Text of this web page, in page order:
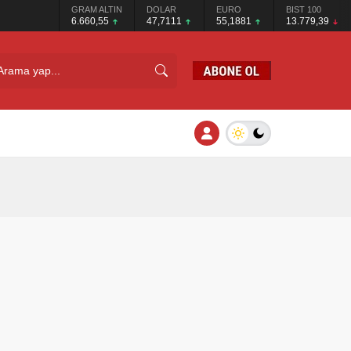
GRAM ALTIN
6.660,55
DOLAR
47,7111
EURO
55,1881
BIST 100
13.779,39